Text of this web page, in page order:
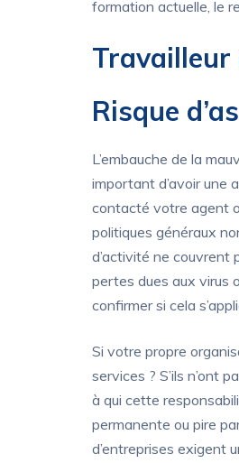
formation actuelle, le
Travailleur
Risque
L’embauche de la
important d’avoir une
contacté votre agent
politiques généraux
d’activité ne couvrent
pertes dues aux virus
confirmer si cela
Si votre propre
services ? S’ils n’ont
à qui cette
permanente ou pire
d’entreprises exigent